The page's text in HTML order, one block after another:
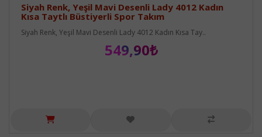
Siyah Renk, Yeşil Mavi Desenli Lady 4012 Kadın
Kısa Taytlı Büstiyerli Spor Takım
Siyah Renk, Yeşil Mavi Desenli Lady 4012 Kadın Kısa Tay..
549,90₺